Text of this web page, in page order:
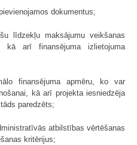
dokumentus;
līdzekļu maksājumu veikšanas
kā arī finansējuma izlietojuma
finansējuma apmēru, ko var
kā arī projekta iesniedzēja
paredzēts;
atbilstības vērtēšanas
kritērijus;